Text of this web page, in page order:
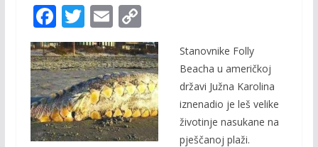
F
ac
e
b
o
o
T
w
itt
er
E
m
ai
l
C
o
p
y
Li
n
Stanovnike Folly
Beacha u američkoj
državi Južna Karolina
iznenadio je leš velike
životinje nasukane na
pješčanoj plaži.